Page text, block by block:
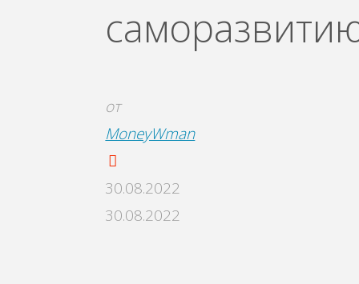
от
MoneyWman
30.08.2022
30.08.2022